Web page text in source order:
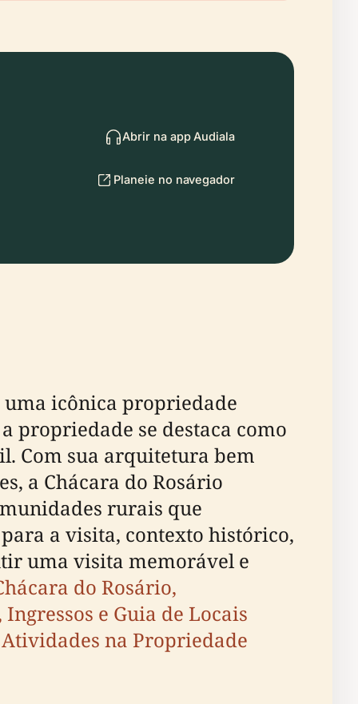
Abrir na app Audiala
Planeie no navegador
uma icônica propriedade
propriedade se destaca como
Com sua arquitetura bem
a Chácara do Rosário
rurais que
a visita, contexto histórico,
uma visita memorável e
do Rosário,
e Guia de Locais
na Propriedade